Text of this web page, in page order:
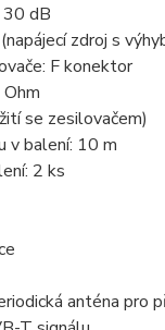
dB
zdroj s
F konektor
se zesilovačem)
v balení: 10 m
2 ks
anténa pro